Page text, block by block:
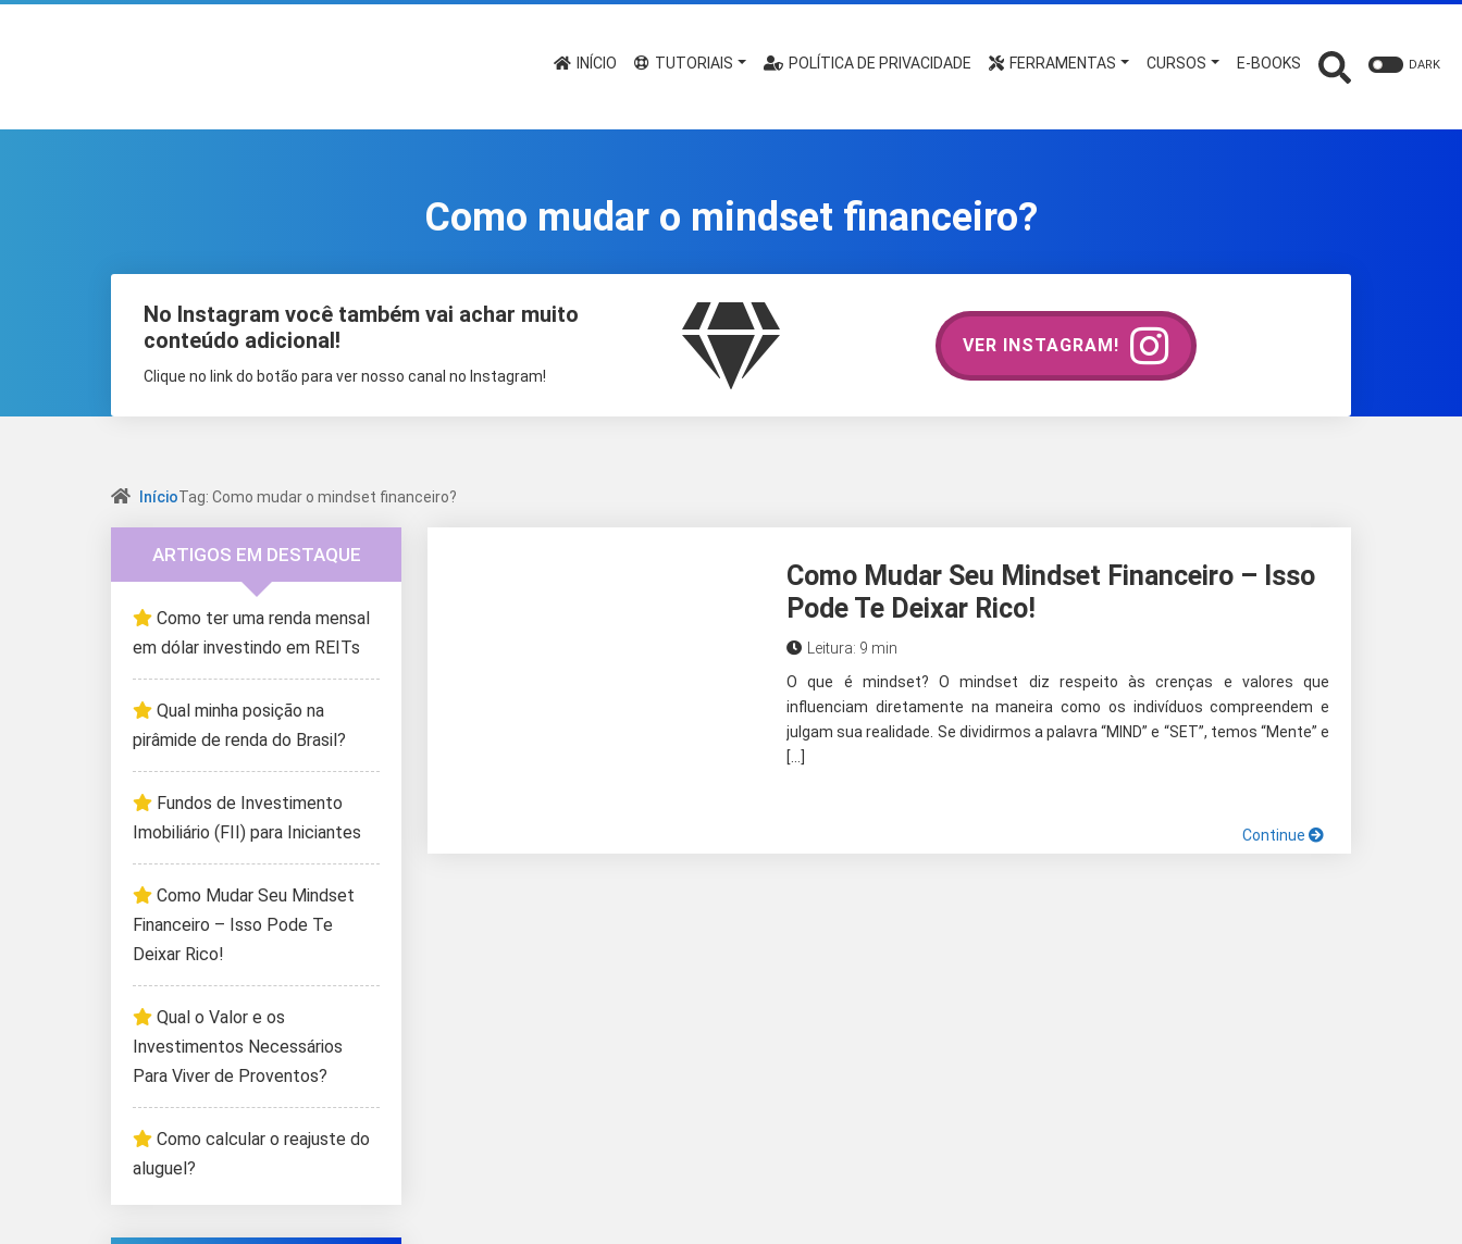
INÍCIO TUTORIAIS POLÍTICA DE PRIVACIDADE FERRAMENTAS CURSOS E-BOOKS DARK
Como mudar o mindset financeiro?
No Instagram você também vai achar muito
conteúdo adicional!
Clique no link do botão para ver nosso canal no Instagram!
VER INSTAGRAM!
InícioTag: Como mudar o mindset financeiro?
Como Mudar Seu Mindset Financeiro – Isso
Pode Te Deixar Rico!
Leitura: 9 min
O que é mindset? O mindset diz respeito às crenças e valores que
influenciam diretamente na maneira como os indivíduos compreendem e
julgam sua realidade. Se dividirmos a palavra “MIND” e “SET”, temos “Mente” e
[…]
Continue
ARTIGOS EM DESTAQUE
Como ter uma renda mensal
em dólar investindo em REITs
Qual minha posição na
pirâmide de renda do Brasil?
Fundos de Investimento
Imobiliário (FII) para Iniciantes
Como Mudar Seu Mindset
Financeiro – Isso Pode Te
Deixar Rico!
Qual o Valor e os
Investimentos Necessários
Para Viver de Proventos?
Como calcular o reajuste do
aluguel?